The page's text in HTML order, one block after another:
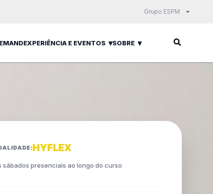
Grupo ESPM
EXPERIÊNCIA E EVENTOS SOBRE
HYFLEX
sábados presenciais ao longo do curso